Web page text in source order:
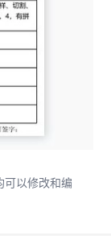
可以修改和编